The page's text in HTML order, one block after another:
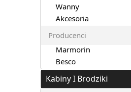
Wanny
Akcesoria
Producenci
Marmorin
Besco
Kabiny I Brodziki